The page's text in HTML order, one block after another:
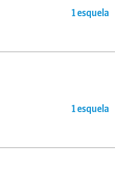
1 esquela
1 esquela